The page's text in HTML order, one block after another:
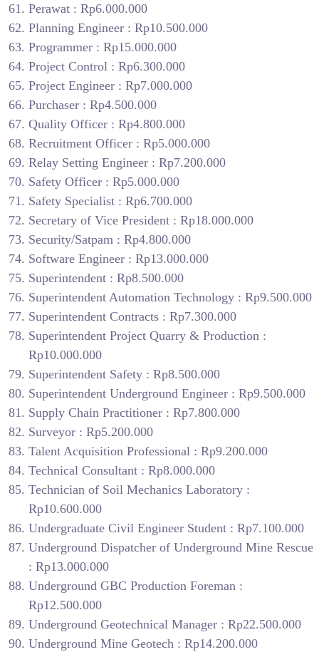
Perawat : Rp6.000.000
Planning Engineer : Rp10.500.000
Programmer : Rp15.000.000
Project Control : Rp6.300.000
Project Engineer : Rp7.000.000
Purchaser : Rp4.500.000
Quality Officer : Rp4.800.000
Recruitment Officer : Rp5.000.000
Relay Setting Engineer : Rp7.200.000
Safety Officer : Rp5.000.000
Safety Specialist : Rp6.700.000
Secretary of Vice President : Rp18.000.000
Security/Satpam : Rp4.800.000
Software Engineer : Rp13.000.000
Superintendent : Rp8.500.000
Superintendent Automation Technology : Rp9.500.000
Superintendent Contracts : Rp7.300.000
Superintendent Project Quarry & Production :
Rp10.000.000
Superintendent Safety : Rp8.500.000
Superintendent Underground Engineer : Rp9.500.000
Supply Chain Practitioner : Rp7.800.000
Surveyor : Rp5.200.000
Talent Acquisition Professional : Rp9.200.000
Technical Consultant : Rp8.000.000
Technician of Soil Mechanics Laboratory :
Rp10.600.000
Undergraduate Civil Engineer Student : Rp7.100.000
Underground Dispatcher of Underground Mine Rescue
: Rp13.000.000
Underground GBC Production Foreman :
Rp12.500.000
Underground Geotechnical Manager : Rp22.500.000
Underground Mine Geotech : Rp14.200.000